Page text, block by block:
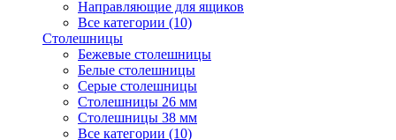
Направляющие для ящиков
Все категории (10)
Столешницы
Бежевые столешницы
Белые столешницы
Серые столешницы
Столешницы 26 мм
Столешницы 38 мм
Все категории (10)